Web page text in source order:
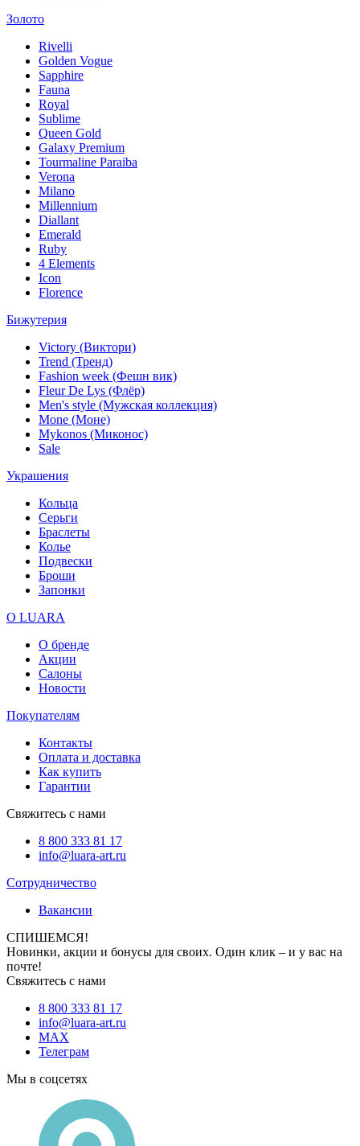
Золото
Rivelli
Golden Vogue
Sapphire
Fauna
Royal
Sublime
Queen Gold
Galaxy Premium
Tourmaline Paraiba
Verona
Milano
Millennium
Diallant
Emerald
Ruby
4 Elements
Icon
Florence
Бижутерия
Victory (Виктори)
Trend (Тренд)
Fashion week (Фешн вик)
Fleur De Lys (Флёр)
Men's style (Мужская коллекция)
Mone (Моне)
Mykonos (Миконос)
Sale
Украшения
Кольца
Серьги
Браслеты
Колье
Подвески
Броши
Запонки
О LUARA
О бренде
Акции
Салоны
Новости
Покупателям
Контакты
Оплата и доставка
Как купить
Гарантии
Свяжитесь с нами
8 800 333 81 17
info@luara-art.ru
Сотрудничество
Вакансии
СПИШЕМСЯ!
Новинки, акции и бонусы для своих. Один клик – и у вас на
почте!
Свяжитесь с нами
8 800 333 81 17
info@luara-art.ru
MAX
Телеграм
Мы в соцсетях